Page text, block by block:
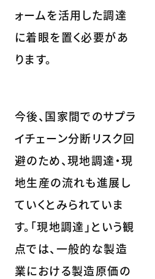
ォームを活用した調達
に着眼を置く必要があ
ります。
今後、国家間でのサプラ
イチェーン分断リスク回
避のため、現地調達・現
地生産の流れも進展し
ていくとみられていま
す。「現地調達」という観
点では、一般的な製造
業における製造原価の